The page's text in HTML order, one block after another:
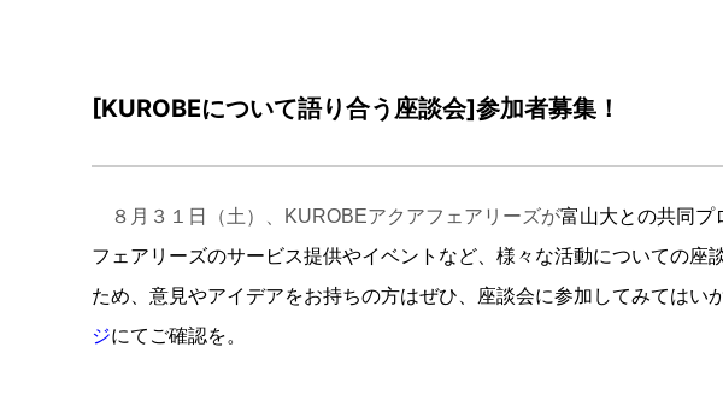
[KUROBEについて語り合う座談会]参加者募集！
８月３１日（土）、KUROBEアクアフェアリーズが富山大との共同プ
フェアリーズのサービス提供やイベントなど、様々な活動についての座
ため、意見やアイデアをお持ちの方はぜひ、座談会に参加してみてはい
ジにてご確認を。